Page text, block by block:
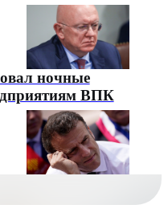
ночные
ВПК